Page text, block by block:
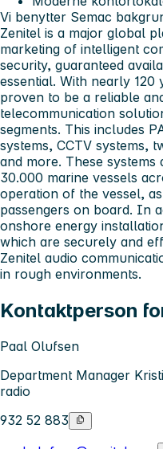
Vi benytter Semac
Zenitel is a major global
marketing of intelligent
security, guaranteed
essential. With nearly 120
proven to be a reliable
telecommunication
segments. This includes
systems, CCTV systems,
and more. These
30.000 marine vessels
operation of the vessel,
passengers on board. In
onshore energy
which are securely and
Zenitel audio
in rough environments.
Kontaktperson
Paal Olufsen
Department Manager
radio
932 52 883